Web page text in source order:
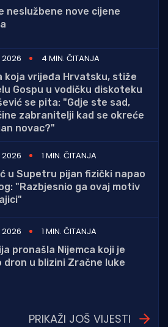
neslužbene nove cijene
2026
4 MIN. ČITANJA
koja vrijeđa Hrvatsku, stiže
Gospu u vodičku diskoteku
se pita: "Gdje ste sad,
zabranitelji kad se okreće
novac?"
2026
1 MIN. ČITANJA
u Supetru pijan fizički napao
"Razbjesnio ga ovaj motiv
2026
1 MIN. ČITANJA
pronašla Nijemca koji je
dron u blizini Zračne luke
PRIKAŽI JOŠ VIJESTI